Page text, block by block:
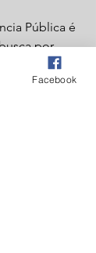
Pública é
por
enfrentados
Carapã. É
Facebook